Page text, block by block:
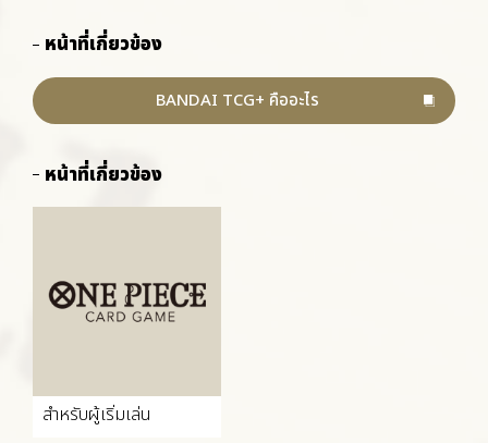
หน้าที่เกี่ยวข้อง
BANDAI TCG+ คืออะไร
หน้าที่เกี่ยวข้อง
สำหรับผู้เริ่มเล่น